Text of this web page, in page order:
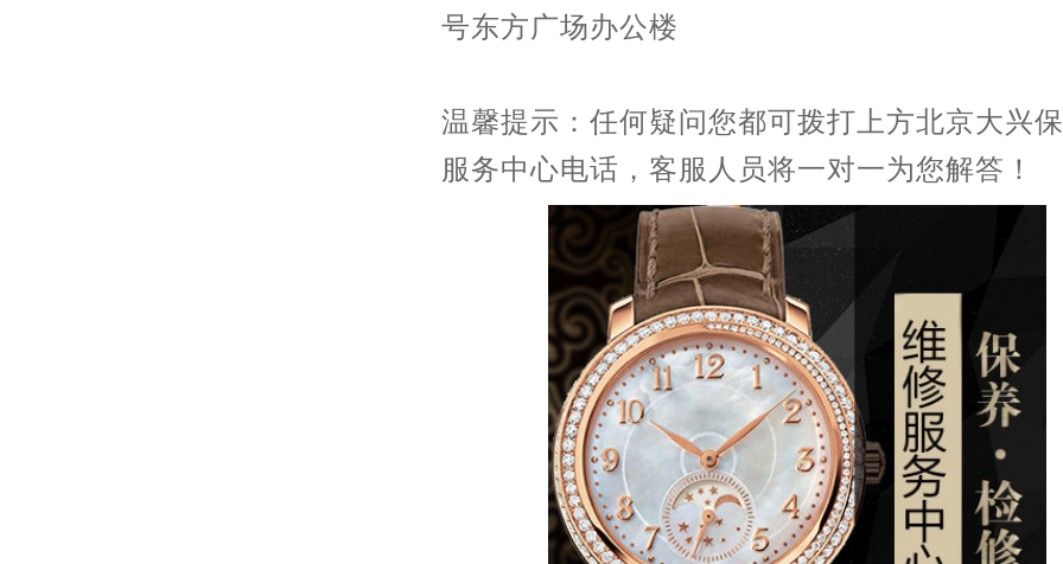
号东方广场办公楼
温馨提示：任何疑问您都可拨打上方北京大兴
服务中心电话，客服人员将一对一为您解答！